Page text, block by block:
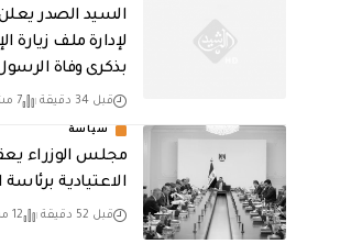
السيد الصدر
لإدارة ملف زيارة
بذكرى وفاة
قبل 34 دقيقة 7 مشاهدات
سياسة
مجلس الوزراء
الاعتيادية برئاسة
قبل 52 دقيقة 12 مشاهدات